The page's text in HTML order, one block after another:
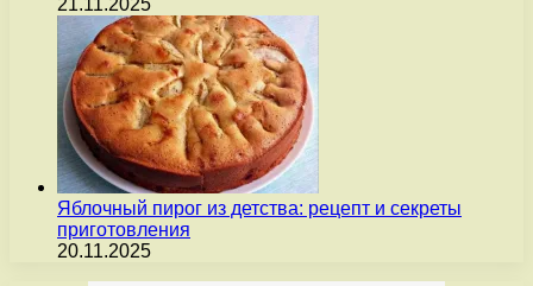
Яблочный пирог из детства: рецепт и секреты
приготовления
20.11.2025